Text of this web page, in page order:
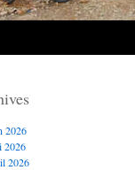
2026
2026
2026